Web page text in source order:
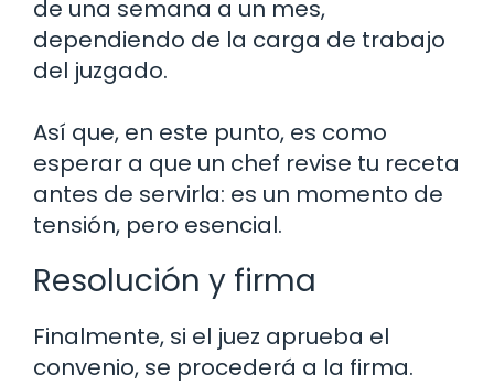
de una semana a un mes,
dependiendo de la carga de trabajo
del juzgado.
Así que, en este punto, es como
esperar a que un chef revise tu receta
antes de servirla: es un momento de
tensión, pero esencial.
Resolución y firma
Finalmente, si el juez aprueba el
convenio, se procederá a la firma.